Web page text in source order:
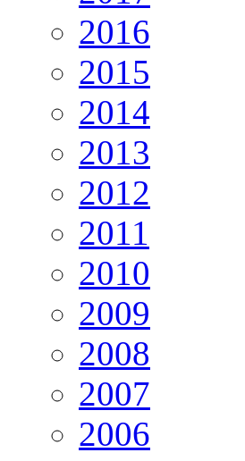
2016
2015
2014
2013
2012
2011
2010
2009
2008
2007
2006